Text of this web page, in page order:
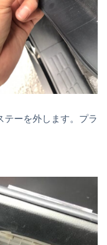
テーを外します。プラ